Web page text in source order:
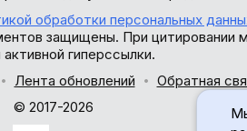
обработки персональных
защищены. При цитировании
гиперссылки.
Лента обновлений
Обратная
© 2017-2026